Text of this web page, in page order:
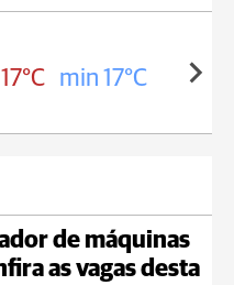
min 17°C
de máquinas
as vagas desta